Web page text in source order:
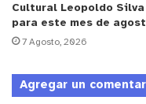
Cultural Leopoldo Silva
para este mes de
7 Agosto, 2026
Agregar un